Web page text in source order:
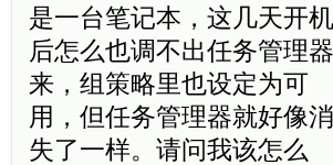
是一台笔记本，这几天开机
后怎么也调不出任务管理器
来，组策略里也设定为可
用，但任务管理器就好像消
失了一样。请问我该怎么